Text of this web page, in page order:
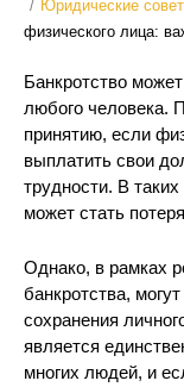
/ Юридические
физического лица:
Банкротство
любого человека.
принятию, если
выплатить свои
трудности. В
может стать
Однако, в рамках
банкротства,
сохранения
является
многих людей, и